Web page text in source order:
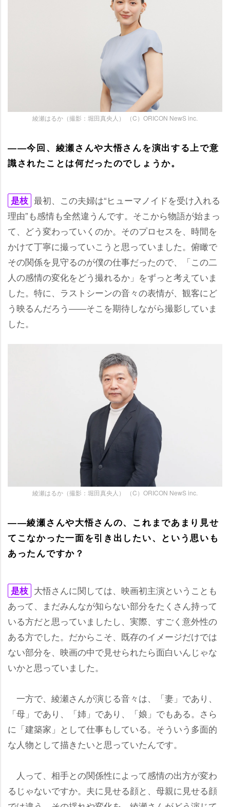
綾瀬はるか（撮影：堀田真央人） （C）ORICON NewS inc.
――今回、綾瀬さんや大悟さんを演出する上で意
識されたことは何だったのでしょうか。
是枝 最初、この夫婦は“ヒューマノイドを受け入れる
理由”も感情も全然違うんです。そこから物語が始まっ
て、どう変わっていくのか。そのプロセスを、時間を
かけて丁寧に撮っていこうと思っていました。俯瞰で
その関係を見守るのが僕の仕事だったので、「この二
人の感情の変化をどう撮れるか」をずっと考えていま
した。特に、ラストシーンの音々の表情が、観客にど
う映るんだろう――そこを期待しながら撮影していま
した。
綾瀬はるか（撮影：堀田真央人） （C）ORICON NewS inc.
――綾瀬さんや大悟さんの、これまであまり見せ
てこなかった一面を引き出したい、という思いも
あったんですか？
是枝 大悟さんに関しては、映画初主演ということも
あって、まだみんなが知らない部分をたくさん持って
いる方だと思っていましたし、実際、すごく意外性の
ある方でした。だからこそ、既存のイメージだけでは
ない部分を、映画の中で見せられたら面白いんじゃな
いかと思っていました。
一方で、綾瀬さんが演じる音々は、「妻」であり、
「母」であり、「姉」であり、「娘」でもある。さら
に「建築家」として仕事もしている。そういう多面的
な人物として描きたいと思っていたんです。
人って、相手との関係性によって感情の出方が変わ
るじゃないですか。夫に見せる顔と、母親に見せる顔